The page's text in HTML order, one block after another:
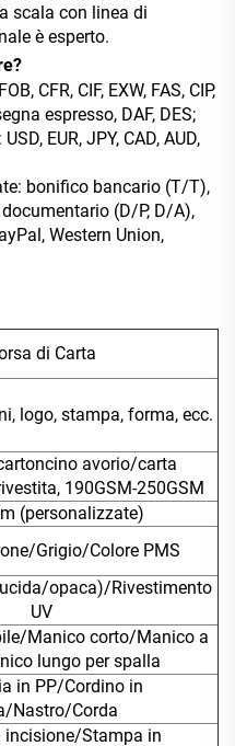
scala con linea di
è esperto.
CFR, CIF, EXW, FAS, CIP,
espresso, DAF, DES;
EUR, JPY, CAD, AUD,
bonifico bancario (T/T),
(D/P, D/A),
Western Union,
di Carta
logo, stampa, forma, ecc.
avorio/carta
190GSM-250GSM
(personalizzate)
Grigio/Colore PMS
opaca)/Rivestimento
UV
Manico corto/Manico a
lungo per spalla
in PP/Cordino in
Nastro/Corda
incisione/Stampa in